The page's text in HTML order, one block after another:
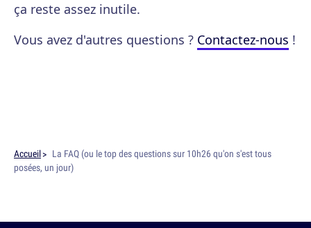
ça reste assez inutile.
Vous avez d'autres questions ? Contactez-nous !
Accueil
La FAQ (ou le top des questions sur 10h26 qu'on s'est tous
posées, un jour)